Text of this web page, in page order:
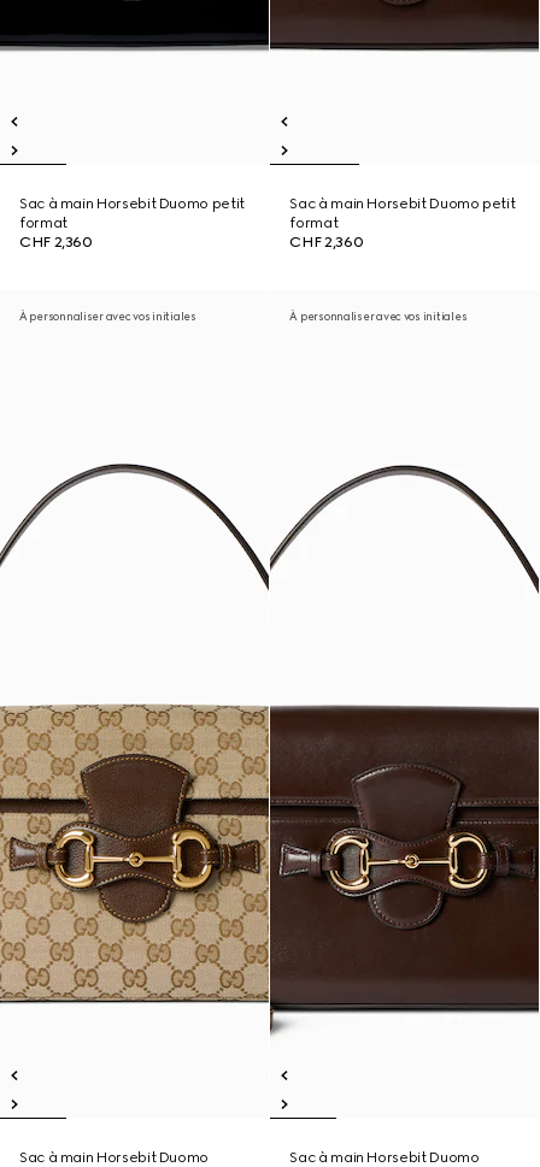
Sac à main Horsebit Duomo petit
format
CHF 2,360
Sac à main Horsebit Duomo petit
format
CHF 2,360
À personnaliser avec vos initiales
Sac à main Horsebit Duomo
À personnaliser avec vos initiales
Sac à main Horsebit Duomo